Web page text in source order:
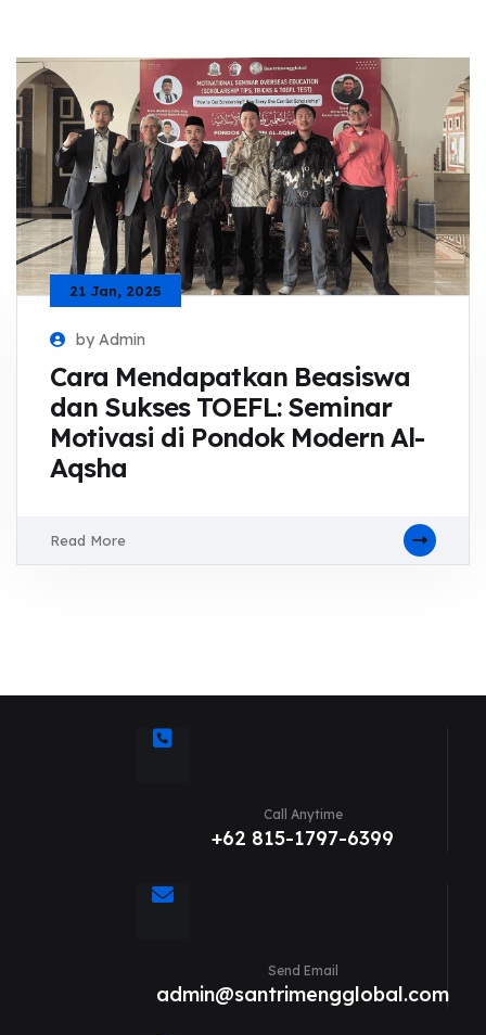
21 Jan, 2025
by Admin
Cara Mendapatkan Beasiswa
dan Sukses TOEFL: Seminar
Motivasi di Pondok Modern Al-
Aqsha
Read More
Call Anytime
+62 815-1797-6399
Send Email
admin@santrimengglobal.com